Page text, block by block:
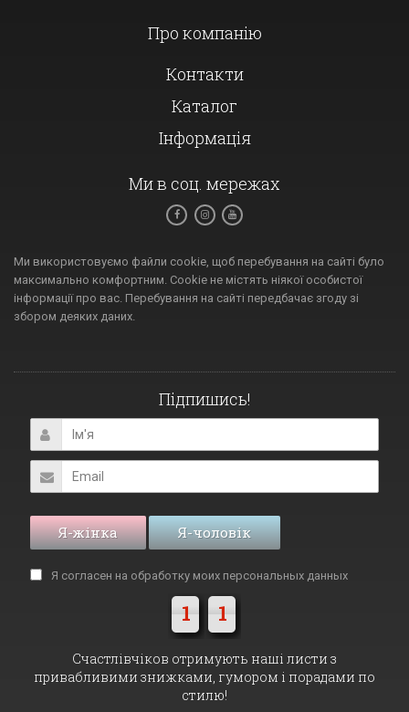
Про компанію
Контакти
Каталог
Інформація
Ми в соц. мережах
Ми використовуємо файли cookie, щоб перебування на сайті було
максимально комфортним. Cookie не містять ніякої особистої
інформації про вас. Перебування на сайті передбачає згоду зі
збором деяких даних.
Підпишись!
Я-жінка Я-чоловік
Я согласен на обработку моих персональных данных
1 1
Cчастлівчіков отримують наші листи з
привабливими знижками, гумором і порадами по
стилю!